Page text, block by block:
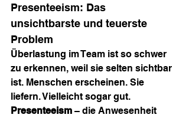
Presenteeism: Das
unsichtbarste und teuerste
Problem
Überlastung im Team ist so schwer
zu erkennen, weil sie selten sichtbar
ist. Menschen erscheinen. Sie
liefern. Vielleicht sogar gut.
Presenteeism – die Anwesenheit